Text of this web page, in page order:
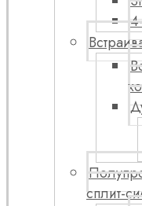
сплит-